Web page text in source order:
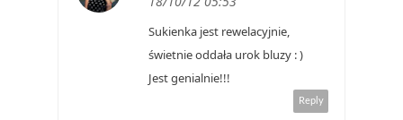
Sukienka jest rewelacyjnie,
świetnie oddała urok bluzy : )
Jest genialnie!!!
Reply